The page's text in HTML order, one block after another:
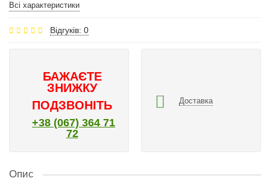
Всі характеристики
Відгуків: 0
БАЖАЄТЕ
ЗНИЖКУ
ПОДЗВОНІТЬ
+38 (067) 364 71
72
Доставка
Опис